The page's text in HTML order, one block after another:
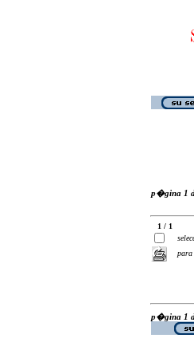
p�gina 1
1 / 1
p�gina 1